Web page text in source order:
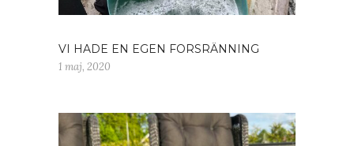
VI HADE EN EGEN FORSRÄNNING
1 maj, 2020